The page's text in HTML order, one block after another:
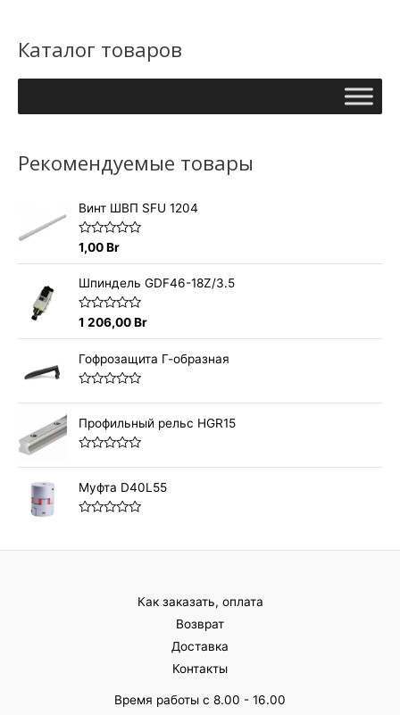
Каталог товаров
Рекомендуемые товары
Винт ШВП SFU 1204
О
ц
е
н
к
а
и
з
1,00Br
Шпиндель GDF46-18Z/3.5
О
н
к
а
и
5
1 206,00Br
Гофрозащита Г-образная
ц
е
н
к
0
з
5
Профильный рельс HGR15
ц
е
н
к
з
Муфта D40L55
е
Как заказать, оплата
Возврат
Доставка
Контакты
Время работы с 8.00 - 16.00